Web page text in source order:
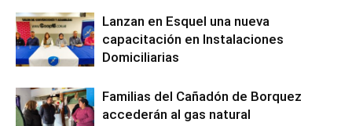
Lanzan en Esquel una nueva
capacitación en Instalaciones
Domiciliarias
Familias del Cañadón de Borquez
accederán al gas natural